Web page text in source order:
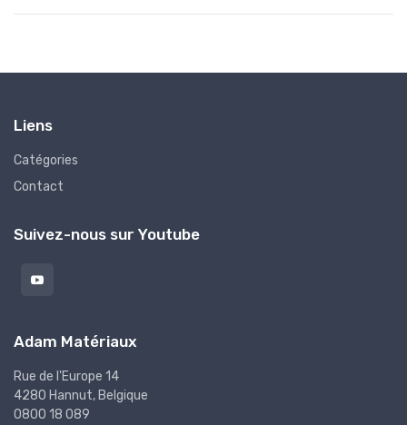
Liens
Catégories
Contact
Suivez-nous sur Youtube
Adam Matériaux
Rue de l'Europe 14
4280 Hannut, Belgique
0800 18 089